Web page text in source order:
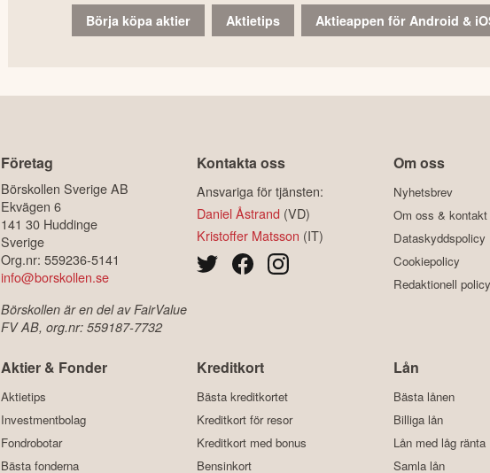
Börja köpa aktier Aktietips Aktieappen för Android &
Företag
Börskollen Sverige AB
Ekvägen 6
141 30 Huddinge
Sverige
Org.nr: 559236-5141
info@borskollen.se
Börskollen är en del av FairValue
FV AB, org.nr: 559187-7732
Kontakta oss
Ansvariga för tjänsten:
Daniel Åstrand (VD)
Kristoffer Matsson (IT)
Om oss
Nyhetsbrev
Om oss & kontakt
Dataskyddspolicy
Cookiepolicy
Redaktionell policy
Aktier & Fonder
Aktietips
Investmentbolag
Fondrobotar
Bästa fonderna
Kreditkort
Bästa kreditkortet
Kreditkort för resor
Kreditkort med bonus
Bensinkort
Lån
Bästa lånen
Billiga lån
Lån med låg ränta
Samla lån